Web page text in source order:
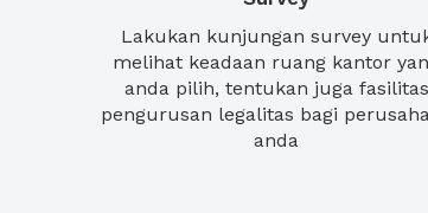
Lakukan kunjungan survey
melihat keadaan ruang kantor
anda pilih, tentukan juga fasilitas
pengurusan legalitas bagi
anda